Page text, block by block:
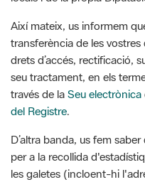
drets d’accés, rectificació,
seu tractament, en els
través de laSeu electrònica
del Registre.
D’altra banda, us fem
per a la recollida
les galetes (incloent-hi
directament per Google en
d'impedir la recollida de
té activada l’opció